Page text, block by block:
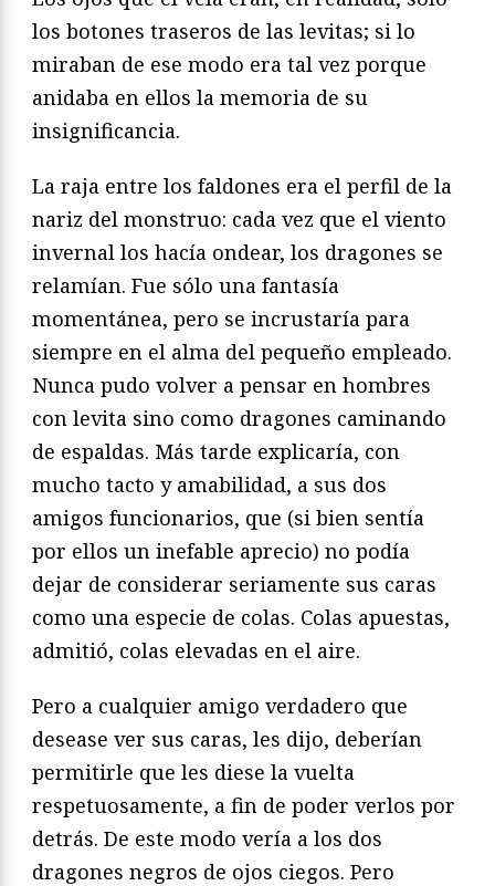
los botones traseros de las levitas; si lo
miraban de ese modo era tal vez porque
anidaba en ellos la memoria de su
insignificancia.
La raja entre los faldones era el perfil de la
nariz del monstruo: cada vez que el viento
invernal los hacía ondear, los dragones se
relamían. Fue sólo una fantasía
momentánea, pero se incrustaría para
siempre en el alma del pequeño empleado.
Nunca pudo volver a pensar en hombres
con levita sino como dragones caminando
de espaldas. Más tarde explicaría, con
mucho tacto y amabilidad, a sus dos
amigos funcionarios, que (si bien sentía
por ellos un inefable aprecio) no podía
dejar de considerar seriamente sus caras
como una especie de colas. Colas apuestas,
admitió, colas elevadas en el aire.
Pero a cualquier amigo verdadero que
desease ver sus caras, les dijo, deberían
permitirle que les diese la vuelta
respetuosamente, a fin de poder verlos por
detrás. De este modo vería a los dos
dragones negros de ojos ciegos. Pero